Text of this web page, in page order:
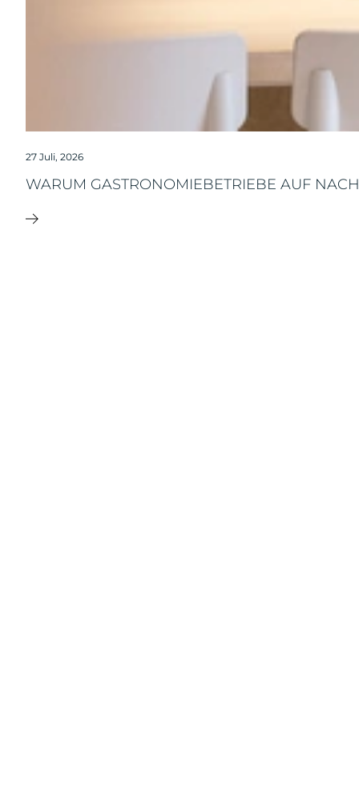
27 Juli, 2026
WARUM GASTRONOMIEBETRIEBE AUF